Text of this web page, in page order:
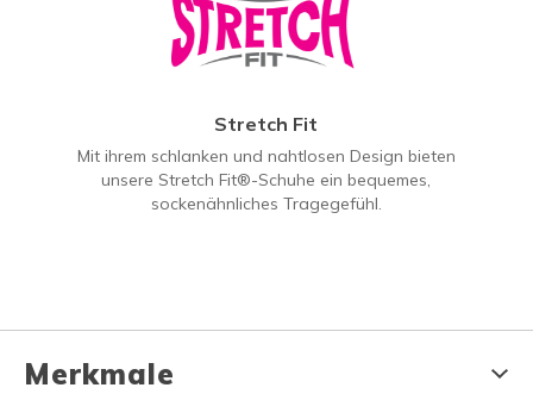
Stretch Fit
Mit ihrem schlanken und nahtlosen Design bieten
unsere Stretch Fit®-Schuhe ein bequemes,
sockenähnliches Tragegefühl.
Merkmale